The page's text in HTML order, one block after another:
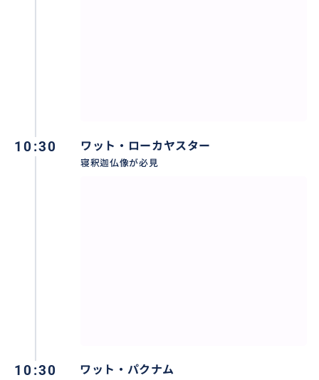
10:30 ワット・ローカヤスター
寝釈迦仏像が必見
10:30 ワット・パクナム